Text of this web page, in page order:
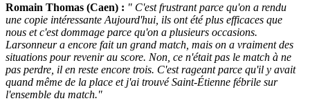
Romain Thomas (Caen) : " C'est frustrant parce qu'on a rendu
une copie intéressante Aujourd'hui, ils ont été plus efficaces que
nous et c'est dommage parce qu'on a plusieurs occasions.
Larsonneur a encore fait un grand match, mais on a vraiment des
situations pour revenir au score. Non, ce n'était pas le match à ne
pas perdre, il en reste encore trois. C'est rageant parce qu'il y avait
quand même de la place et j'ai trouvé Saint-Étienne fébrile sur
l'ensemble du match."